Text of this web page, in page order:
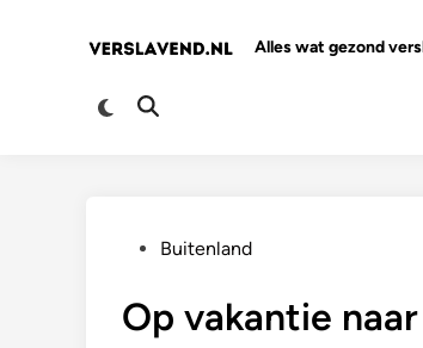
Alles wat gezond
Overschakelen
Zoeken
Geplaatst
Buitenland
Op vakantie